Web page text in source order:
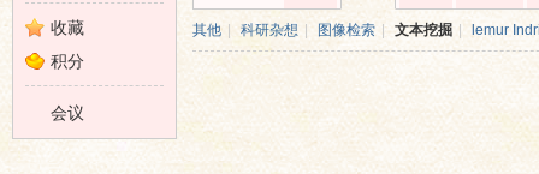
其他 科研杂想 图像检索 文本挖掘 | lemur
收藏
积分
会议